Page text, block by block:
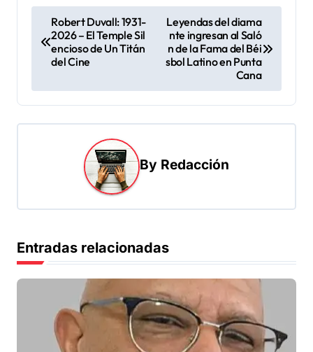
e
g
d
e
Robert Duvall: 1931-
2026 – El Temple Sil
encioso de Un Titán
del Cine
Leyendas del diama
nte ingresan al Saló
n de la Fama del Béi
sbol Latino en Punta
Cana
By Redacción
Entradas relacionadas